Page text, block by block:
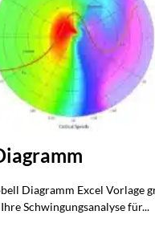
Diagramm Excel Vorlage
Schwingungsanalyse für...